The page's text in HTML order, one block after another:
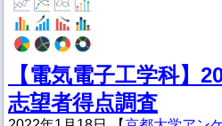
【電気電子工学科】
志望者得点調査